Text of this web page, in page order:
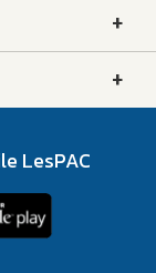
+
+
LesPAC